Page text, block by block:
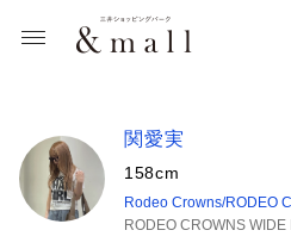
関愛実
158cm
Rodeo Crowns/RODEO
RODEO CROWNS WIDE